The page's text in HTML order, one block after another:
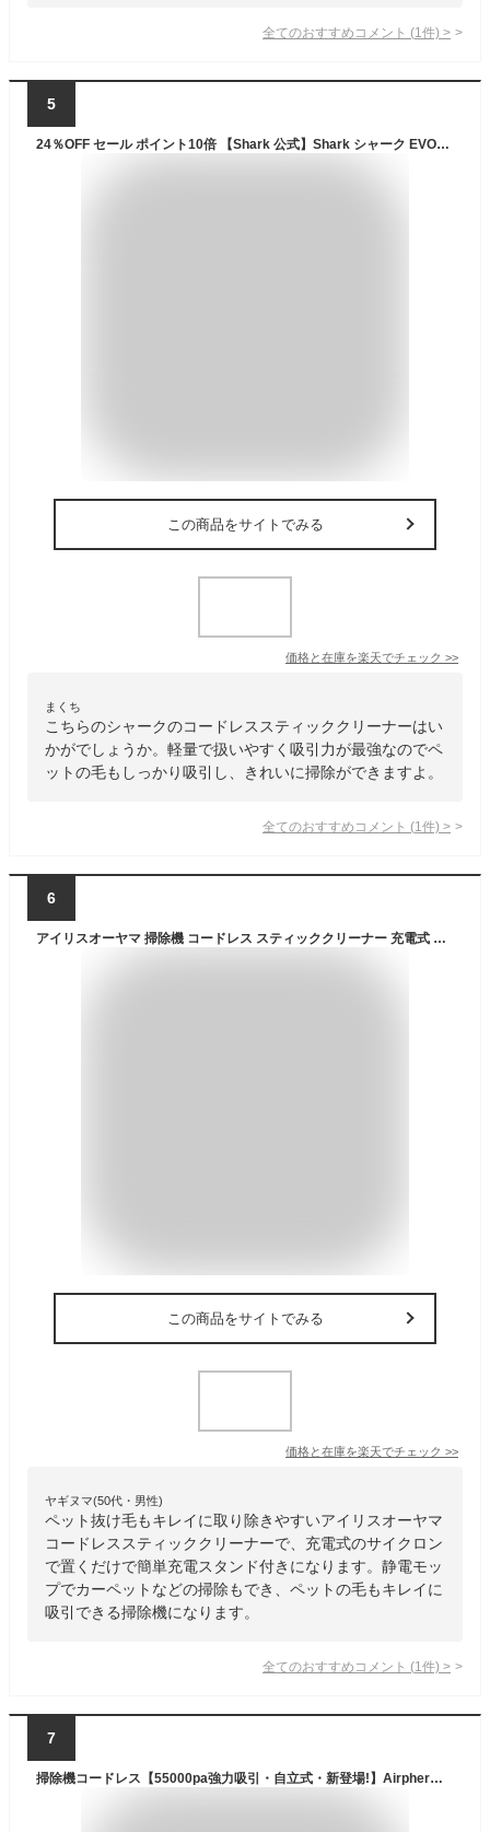
全てのおすすめコメント (1 件) >
5
24％OFF セール ポイント10倍 【Shark 公式】Shark シャーク EVOPOWER SYSTEM STD コードレススティッククリーナー エヴォパワーシステムスタンダード CS100J / 掃除機 コードレス コードレス掃除機 スティック掃除機 ハンディクリーナー ハンディー 吸引力 収納 布団
この商品をサイトでみる
価格と在庫を楽天でチェック >>
まくち
こちらのシャークのコードレススティッククリーナーはい
かがでしょうか。軽量で扱いやすく吸引力が最強なのでペ
ットの毛もしっかり吸引し、きれいに掃除ができますよ。
全てのおすすめコメント (1 件) >
6
アイリスオーヤマ 掃除機 コードレス スティッククリーナー 充電式 サイクロン 置くだけ充電スタンド 静電モップ カーペット掃除 最長43分運転 SUUZE ホワイト IRIS OHYAMA SCD-210P-W
この商品をサイトでみる
価格と在庫を楽天でチェック >>
ヤギヌマ(50代・男性)
ペット抜け毛もキレイに取り除きやすいアイリスオーヤマ
コードレススティッククリーナーで、充電式のサイクロン
で置くだけで簡単充電スタンド付きになります。静電モッ
プでカーペットなどの掃除もでき、ペットの毛もキレイに
吸引できる掃除機になります。
全てのおすすめコメント (1 件) >
7
掃除機コードレス【55000pa強力吸引・自立式・新登場!】Airpherコードレス掃除機強力55kPA60分連働LED液晶ディスプレイ軽量低騒音伸縮パイプ5重濾過システム1L集塵自立可能着脱式バッテリー…